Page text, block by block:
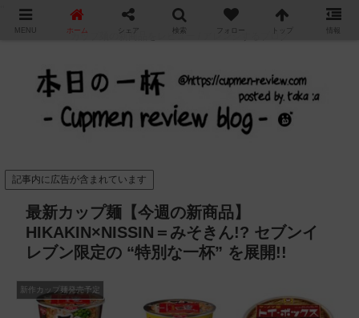
カップ麺の新商品をレビュー / アレンジするブログ
記事内に広告が含まれています
最新カップ麺【今週の新商品】
HIKAKIN×NISSIN＝みそきん!? セブンイ
レブン限定の “特別な一杯” を展開!!
新作カップ麺発売予定
MENU ホーム シェア 検索 フォロー トップ 情報